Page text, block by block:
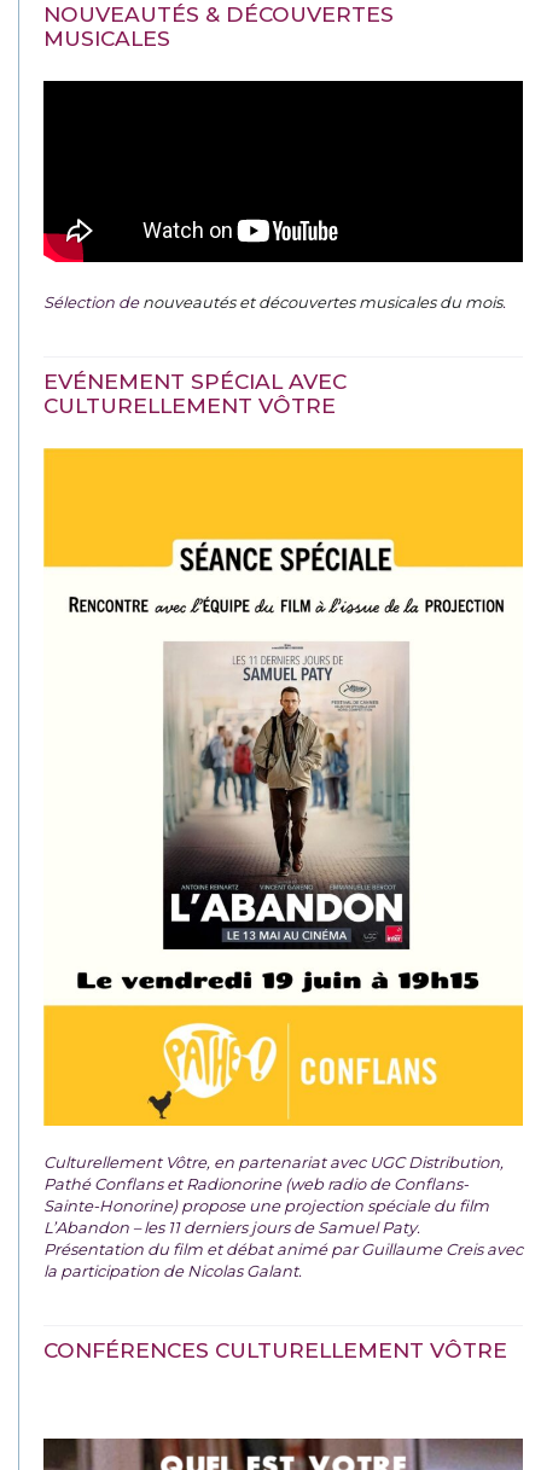
NOUVEAUTÉS & DÉCOUVERTES
MUSICALES
Sélection denouveautés et découvertes musicales du mois.
EVÉNEMENT SPÉCIAL AVEC
CULTURELLEMENT VÔTRE
Culturellement Vôtre, en partenariat avec UGC Distribution,
Pathé Conflans et Radionorine (web radio de Conflans-
Sainte-Honorine) propose une projection spéciale du film
L’Abandon – les 11 derniers jours de Samuel Paty.
Présentation du film et débat animé par Guillaume Creis avec
la participation de Nicolas Galant.
CONFÉRENCES CULTURELLEMENT VÔTRE